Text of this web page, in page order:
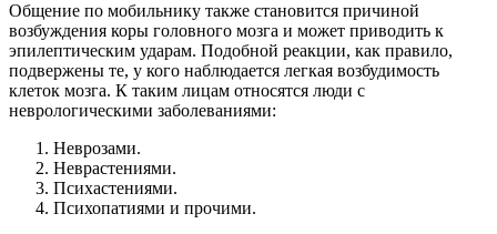
Общение по мобильнику также становится причиной
возбуждения коры головного мозга и может приводить к
эпилептическим ударам. Подобной реакции, как правило,
подвержены те, у кого наблюдается легкая возбудимость
клеток мозга. К таким лицам относятся люди с
неврологическими заболеваниями:
Неврозами.
Неврастениями.
Психастениями.
Психопатиями и прочими.